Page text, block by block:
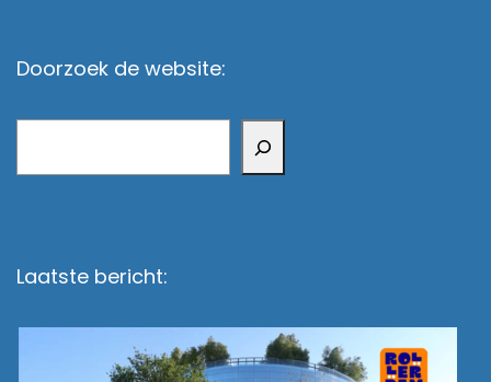
Doorzoek de website:
Laatste bericht: